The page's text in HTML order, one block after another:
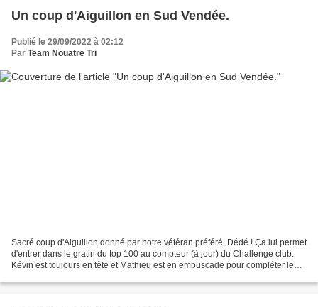
Un coup d'Aiguillon en Sud Vendée.
Publié le 29/09/2022 à 02:12
Par Team Nouatre Tri
Sacré coup d'Aiguillon donné par notre vétéran préféré, Dédé ! Ça lui permet
d'entrer dans le gratin du top 100 au compteur (à jour) du Challenge club.
Kévin est toujours en tête et Mathieu est en embuscade pour compléter le